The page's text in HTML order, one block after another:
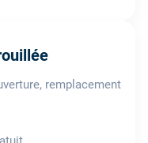
remplacement